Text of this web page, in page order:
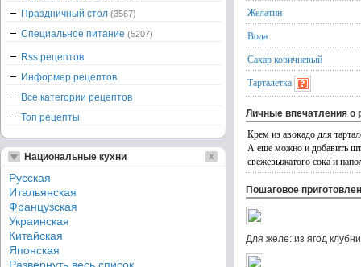
Желатин
Вода
Сахар коричневый
Тарталетка
Личные впечатления о
Крем из авокадо для
А еще можно и добавить
свежевыжатого сока и
Пошаговое
Для желе: из ягод
Праздничный стол (3567)
Специальное питание (5207)
Rss рецептов
Информер рецептов
Все категории рецептов
Топ рецепты
Национальные кухни
Русская
Итальянская
Французская
Украинская
Китайская
Японская